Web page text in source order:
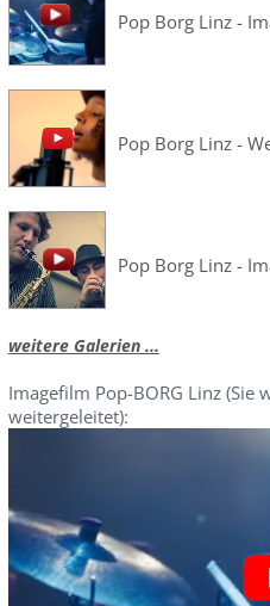
Pop Borg Linz -
Pop Borg Linz -
Pop Borg Linz -
weitere Galerien ...
Imagefilm Pop-BORG Linz (Sie
weitergeleitet):